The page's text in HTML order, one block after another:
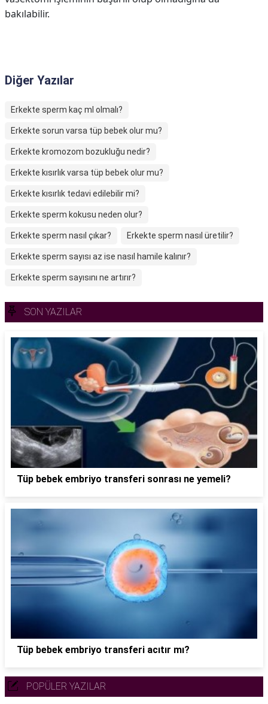
bakılabilir.
Diğer Yazılar
Erkekte sperm kaç ml olmalı?
Erkekte sorun varsa tüp bebek olur mu?
Erkekte kromozom bozukluğu nedir?
Erkekte kısırlık varsa tüp bebek olur mu?
Erkekte kısırlık tedavi edilebilir mi?
Erkekte sperm kokusu neden olur?
Erkekte sperm nasıl çıkar? Erkekte sperm nasıl üretilir?
Erkekte sperm sayısı az ise nasıl hamile kalınır?
Erkekte sperm sayısını ne artırır?
SON YAZILAR
Tüp bebek embriyo transferi sonrası ne yemeli?
Tüp bebek embriyo transferi acıtır mı?
POPÜLER YAZILAR